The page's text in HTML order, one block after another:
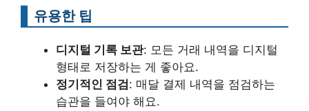
유용한 팁
디지털 기록 보관: 모든 거래 내역을 디지털
형태로 저장하는 게 좋아요.
정기적인 점검 : 매달 결제 내역을 점검하는
습관을 들여야 해요.